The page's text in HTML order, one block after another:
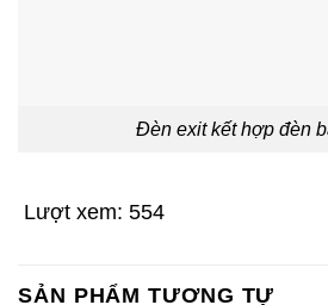
Đèn exit kết hợp đèn
Lượt xem: 554
SẢN PHẨM TƯƠNG TỰ